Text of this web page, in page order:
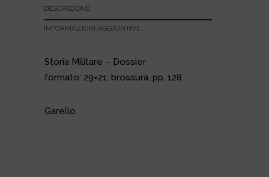
DESCRIZIONE
INFORMAZIONI AGGIUNTIVE
Storia Militare – Dossier
formato: 29×21; brossura, pp. 128
Garello